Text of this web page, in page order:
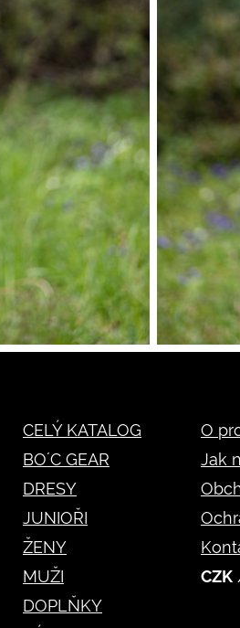
CELÝ KATALOG
BO´C GEAR
DRESY
JUNIOŘI
ŽENY
MUŽI
DOPLŇKY
O
Jak
CZK